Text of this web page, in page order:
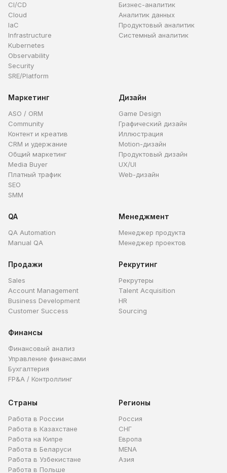
CI/CD
Cloud
IaC
Infrastructure
Kubernetes
Observability
Security
SRE/Platform
Бизнес-аналитик
Аналитик данных
Продуктовый аналитик
Системный аналитик
Маркетинг
ASO / ORM
Community
Контент и креатив
CRM и удержание
Общий маркетинг
Media Buyer
Платный трафик
SEO
SMM
Дизайн
Game Design
Графический дизайн
Иллюстрация
Motion-дизайн
Продуктовый дизайн
UX/UI
Web-дизайн
QA
QA Automation
Manual QA
Менеджмент
Менеджер продукта
Менеджер проектов
Продажи
Sales
Account Management
Business Development
Customer Success
Рекрутинг
Рекрутеры
Talent Acquisition
HR
Sourcing
Финансы
Финансовый анализ
Управление финансами
Бухгалтерия
FP&A / Контроллинг
Страны
Работа в России
Работа в Казахстане
Работа на Кипре
Работа в Беларуси
Работа в Узбекистане
Работа в Польше
Регионы
Россия
СНГ
Европа
MENA
Азия